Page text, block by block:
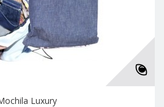
Luxury